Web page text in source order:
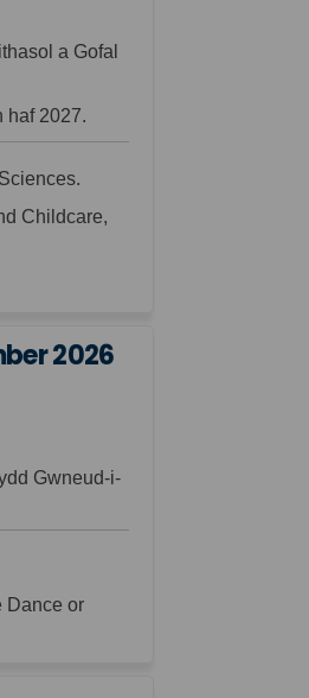
a Gofal
haf 2027.
Childcare,
2026
Gwneud-i-
Dance or